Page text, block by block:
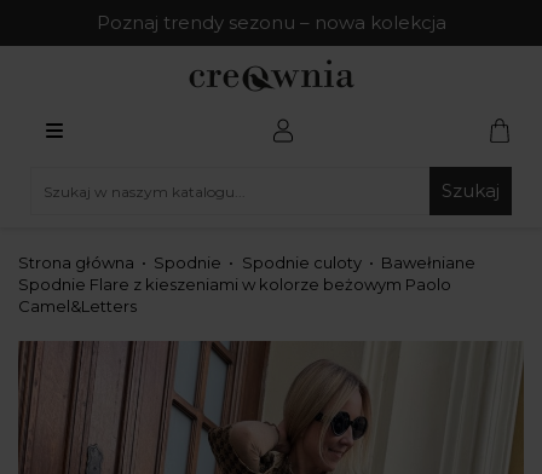
Poznaj trendy sezonu – nowa kolekcja
Szukaj
Strona główna Spodnie Spodnie culoty
Bawełniane
Spodnie Flare z kieszeniami w kolorze beżowym Paolo
Camel&Letters